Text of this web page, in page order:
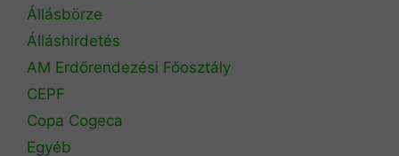
Állásbörze
Álláshirdetés
AM Erdőrendezési Főosztály
CEPF
Copa Cogeca
Egyéb